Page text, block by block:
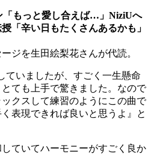
「もっと愛し合えば…」NiziUへ
「辛い日もたくさんあるかも」
ジを生田絵梨花さんが代読。
ていましたが、すごく一生懸命
ても上手で驚きました。なので
クスして練習のようにこの曲で
表現できれば良いと思うよ』と
ていてハーモニーがすごく良か